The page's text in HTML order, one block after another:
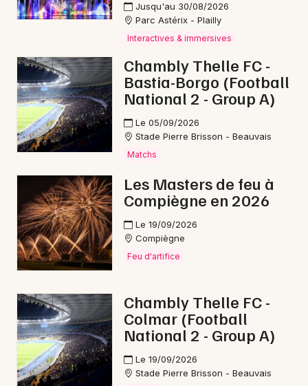
Sorties famille en Picardie
Sorties famille dans les Hauts-de-France
Newsletter des sorties
Artistes en tournée
Actus à Noyon
Magazine à Noyon
Choisir mes départements
Jusqu'au 30/08/2026
Parc Astérix - Plailly
Interactives & immersives
Chambly Thelle FC -
Bastia-Borgo (Football
National 2 - Group A)
Le 05/09/2026
Stade Pierre Brisson - Beauvais
Matchs
Les Masters de feu à
Compiègne en 2026
Le 19/09/2026
Compiègne
Feu d'artifice
Chambly Thelle FC -
Colmar (Football
National 2 - Group A)
Le 19/09/2026
Stade Pierre Brisson - Beauvais